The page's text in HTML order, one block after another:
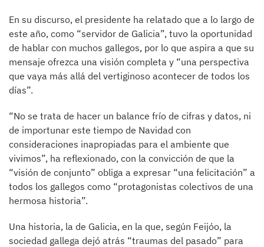
En su discurso, el presidente ha relatado que a lo largo de
este año, como “servidor de Galicia”, tuvo la oportunidad
de hablar con muchos gallegos, por lo que aspira a que su
mensaje ofrezca una visión completa y “una perspectiva
que vaya más allá del vertiginoso acontecer de todos los
días”.
“No se trata de hacer un balance frío de cifras y datos, ni
de importunar este tiempo de Navidad con
consideraciones inapropiadas para el ambiente que
vivimos”, ha reflexionado, con la convicción de que la
“visión de conjunto” obliga a expresar “una felicitación” a
todos los gallegos como “protagonistas colectivos de una
hermosa historia”.
Una historia, la de Galicia, en la que, según Feijóo, la
sociedad gallega dejó atrás “traumas del pasado” para